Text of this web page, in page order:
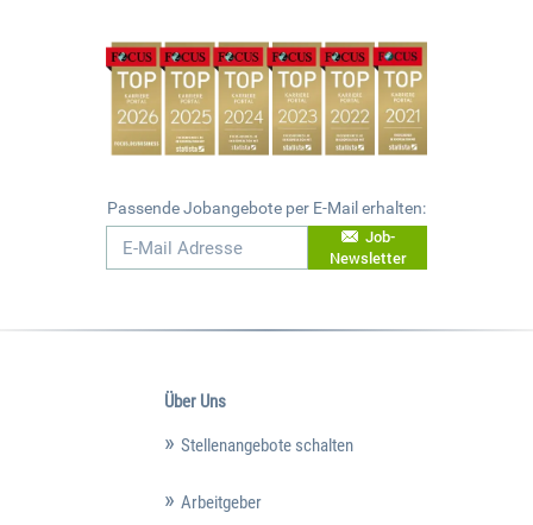
Passende Jobangebote per E-Mail erhalten:
Job-
Newsletter
Über Uns
Stellenangebote schalten
Arbeitgeber